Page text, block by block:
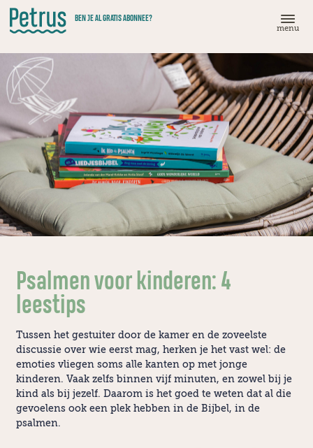
Doorgaan
naar
hoofdinhoud
BEN JE AL GRATIS ABONNEE?
menu
Psalmen voor kinderen: 4
leestips
Tussen het gestuiter door de kamer en de zoveelste
discussie over wie eerst mag, herken je het vast wel: de
emoties vliegen soms alle kanten op met jonge
kinderen. Vaak zelfs binnen vijf minuten, en zowel bij je
kind als bij jezelf. Daarom is het goed te weten dat al die
gevoelens ook een plek hebben in de Bijbel, in de
psalmen.